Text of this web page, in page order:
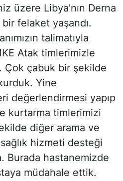
üzere Libya’nın Derna
felaket yaşandı.
talimatıyla
Atak timlerimizle
çabuk bir şekilde
Yine
değerlendirmesi yapıp
kurtarma timlerimizi
diğer arama ve
hizmeti desteği
Burada hastanemizde
müdahale ettik.